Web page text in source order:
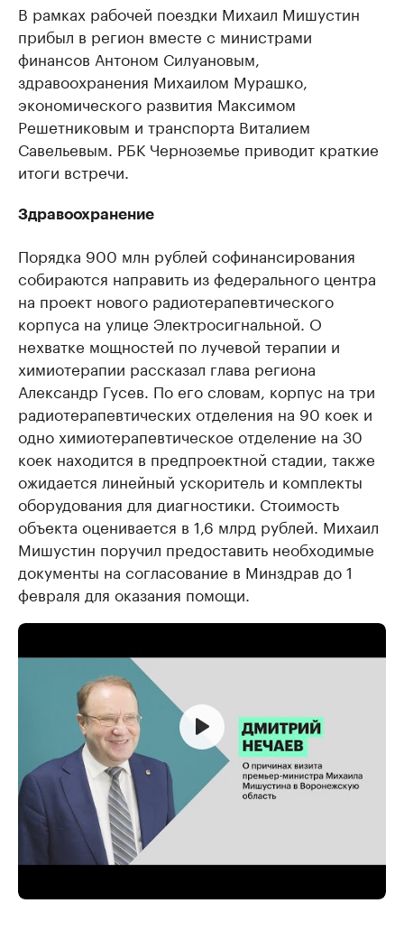
В рамках рабочей поездки Михаил Мишустин
прибыл в регион вместе с министрами
финансов Антоном Силуановым,
здравоохранения Михаилом Мурашко,
экономического развития Максимом
Решетниковым и транспорта Виталием
Савельевым. РБК Черноземье приводит краткие
итоги встречи.
Здравоохранение
Порядка 900 млн рублей софинансирования
собираются направить из федерального центра
на проект нового радиотерапевтического
корпуса на улице Электросигнальной. О
нехватке мощностей по лучевой терапии и
химиотерапии рассказал глава региона
Александр Гусев. По его словам, корпус на три
радиотерапевтических отделения на 90 коек и
одно химиотерапевтическое отделение на 30
коек находится в предпроектной стадии, также
ожидается линейный ускоритель и комплекты
оборудования для диагностики. Стоимость
объекта оценивается в 1,6 млрд рублей. Михаил
Мишустин поручил предоставить необходимые
документы на согласование в Минздрав до 1
февраля для оказания помощи.
РБК Черноземье